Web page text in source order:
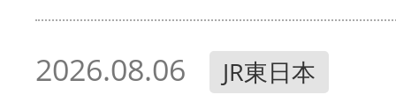
2026.08.06 JR東日本